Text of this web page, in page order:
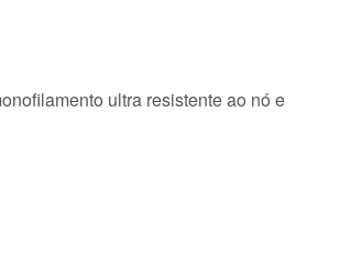
ultra resistente ao nó e